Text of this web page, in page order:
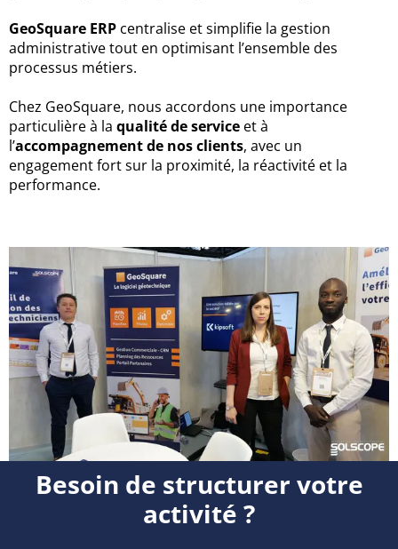
GeoSquare ERP centralise et simplifie la gestion
administrative tout en optimisant l’ensemble des
processus métiers.
Chez GeoSquare, nous accordons une importance
particulière à la qualité de service et à
l’accompagnement de nos clients, avec un
engagement fort sur la proximité, la réactivité et la
performance.
Besoin de structurer votre
activité ?